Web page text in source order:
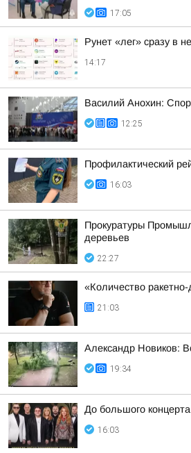
17:05
Рунет «лег» сразу в
14:17
Василий Анохин:
12:25
Профилактический
16:03
Прокуратуры
деревьев
22:27
«Количество
21:03
Александр Новиков:
19:34
До большого
16:03